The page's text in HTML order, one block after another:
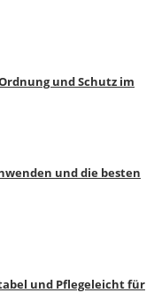
und Schutz im
und die besten
und Pflegeleicht für